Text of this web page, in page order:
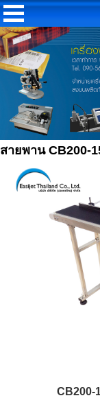
สายพาน CB200-
CB200-